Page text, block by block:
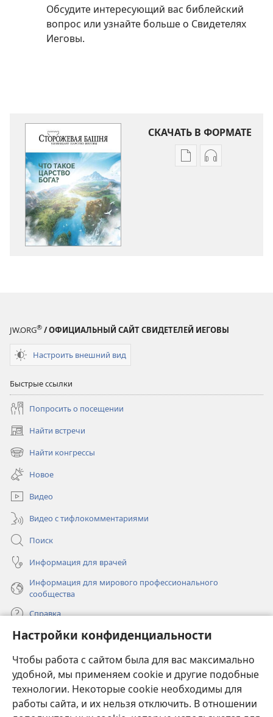
Настройки конфиденциальности
Чтобы работа с сайтом была для вас максимально
удобной, мы применяем cookie и другие подобные
технологии. Некоторые cookie необходимы для
работы сайта, и их нельзя отключить. В отношении
Обсудите интересующий вас библейский
вопрос или узнайте больше о Свидетелях
Иеговы.
СКАЧАТЬ В ФОРМАТЕ
ВариантыВарианты
JW.ORG® / ОФИЦИАЛЬНЫЙ САЙТ СВИДЕТЕЛЕЙ ИЕГОВЫ
Настроить внешний вид
Быстрые ссылки
Попросить о посещении
Найти встречи
(открывается
в
новом
окне)
Найти конгрессы
(открывается
новом
окне)
Новое
Видео
Видео с тифлокомментариями
Поиск
Информация для врачей
Информация для мирового профессионального
сообщества
Справка
Пожертвования
в
новом
окне)
ОНЛАЙН-БИБЛИОТЕКА Сторожевой башни
(открывается
новомJW Hub®
(открывается